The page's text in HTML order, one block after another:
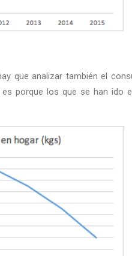
que analizar también el
porque los que se han ido